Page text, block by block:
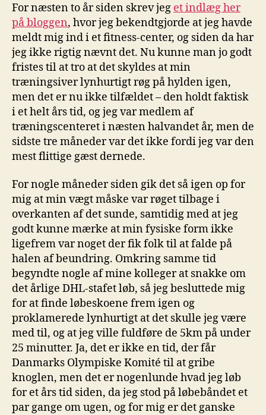
–
part
2
For næsten to år siden skrev jeg et indlæg her
på bloggen, hvor jeg bekendtgjorde at jeg havde
meldt mig ind i et fitness-center, og siden da har
jeg ikke rigtig nævnt det. Nu kunne man jo godt
fristes til at tro at det skyldes at min
træningsiver lynhurtigt røg på hylden igen,
men det er nu ikke tilfældet – den holdt faktisk
i et helt års tid, og jeg var medlem af
træningscenteret i næsten halvandet år, men de
sidste tre måneder var det ikke fordi jeg var den
mest flittige gæst dernede.
For nogle måneder siden gik det så igen op for
mig at min vægt måske var røget tilbage i
overkanten af det sunde, samtidig med at jeg
godt kunne mærke at min fysiske form ikke
ligefrem var noget der fik folk til at falde på
halen af beundring. Omkring samme tid
begyndte nogle af mine kolleger at snakke om
det årlige DHL-stafet løb, så jeg besluttede mig
for at finde løbeskoene frem igen og
proklamerede lynhurtigt at det skulle jeg være
med til, og at jeg ville fuldføre de 5km på under
25 minutter. Ja, det er ikke en tid, der får
Danmarks Olympiske Komité til at gribe
knoglen, men det er nogenlunde hvad jeg løb
for et års tid siden, da jeg stod på løbebåndet et
par gange om ugen, og for mig er det ganske